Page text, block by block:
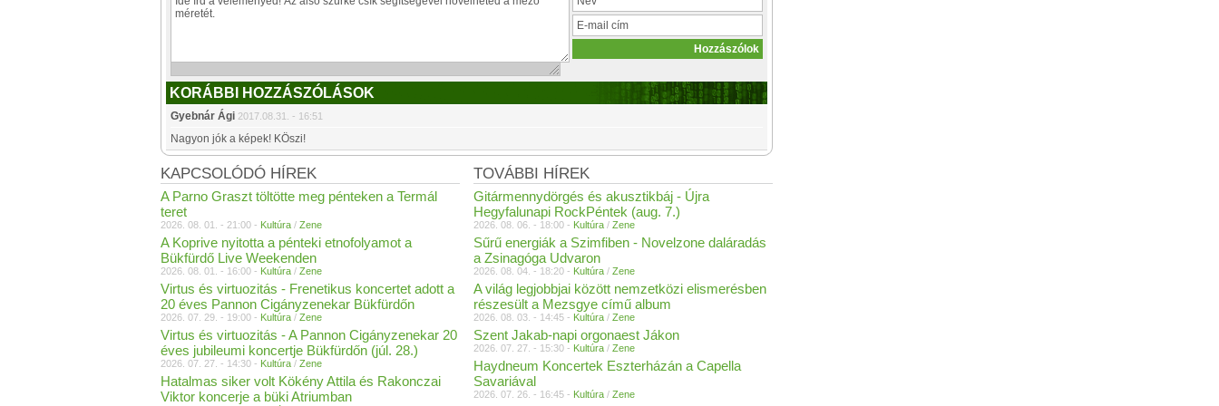
KORÁBBI HOZZÁSZÓLÁSOK
Gyebnár Ági 2017.08.31. - 16:51
Nagyon jók a képek! KÖszi!
TOVÁBBI HÍREK
Gitármennydörgés és akusztikbáj - Újra
Hegyfalunapi RockPéntek (aug. 7.)
2026. 08. 06. - 18:00 - Kultúra / Zene
Sűrű energiák a Szimfiben - Novelzone daláradás
a Zsinagóga Udvaron
2026. 08. 04. - 18:20 - Kultúra / Zene
A világ legjobbjai között nemzetközi elismerésben
részesült a Mezsgye című album
2026. 08. 03. - 14:45 - Kultúra / Zene
Szent Jakab-napi orgonaest Jákon
2026. 07. 27. - 15:30 - Kultúra / Zene
Haydneum Koncertek Eszterházán a Capella
Savariával
2026. 07. 26. - 16:45 - Kultúra / Zene
KAPCSOLÓDÓ HÍREK
A Parno Graszt töltötte meg pénteken a Termál
teret
2026. 08. 01. - 21:00 - Kultúra / Zene
A Koprive nyitotta a pénteki etnofolyamot a
Bükfürdő Live Weekenden
2026. 08. 01. - 16:00 - Kultúra / Zene
Virtus és virtuozitás - Frenetikus koncertet adott a
20 éves Pannon Cigányzenekar Bükfürdőn
2026. 07. 29. - 19:00 - Kultúra / Zene
Virtus és virtuozitás - A Pannon Cigányzenekar 20
éves jubileumi koncertje Bükfürdőn (júl. 28.)
2026. 07. 27. - 14:30 - Kultúra / Zene
Hatalmas siker volt Kökény Attila és Rakonczai
Viktor koncerje a büki Atriumban